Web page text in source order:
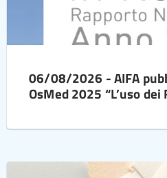
06/08/2026 - AIFA
OsMed 2025 “L’uso